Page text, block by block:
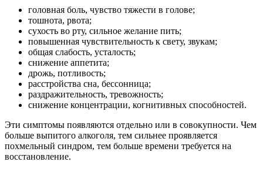
головная боль, чувство тяжести в голове;
тошнота, рвота;
сухость во рту, сильное желание пить;
повышенная чувствительность к свету, звукам;
общая слабость, усталость;
снижение аппетита;
дрожь, потливость;
расстройства сна, бессонница;
раздражительность, тревожность;
снижение концентрации, когнитивных способностей.
Эти симптомы появляются отдельно или в совокупности. Чем
больше выпитого алкоголя, тем сильнее проявляется
похмельный синдром, тем больше времени требуется на
восстановление.